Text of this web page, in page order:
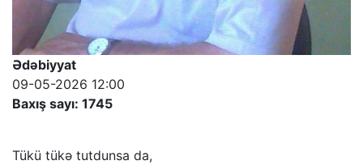
Ədəbiyyat
09-05-2026 12:00
Baxış sayı: 1745
Tükü tükə tutdunsa da,